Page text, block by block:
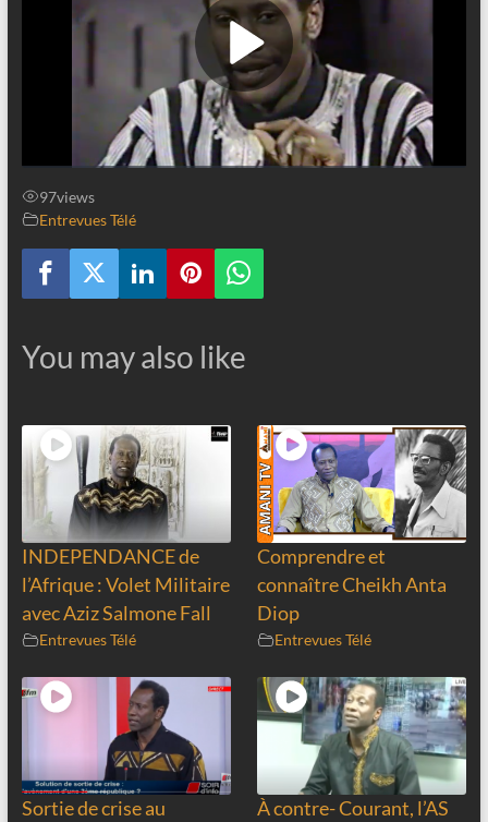
97views
Entrevues Télé
You may also like
INDEPENDANCE de
l’Afrique : Volet Militaire
avec Aziz Salmone Fall
Entrevues Télé
Comprendre et
connaître Cheikh Anta
Diop
Entrevues Télé
Sortie de crise au
À contre- Courant, l’AS